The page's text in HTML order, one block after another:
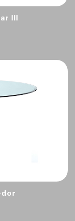
III